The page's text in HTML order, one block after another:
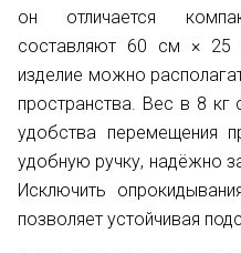
он отличается
составляют 60 см × 25
изделие можно
пространства. Вес в 8
удобства перемещения
удобную ручку, надёжно
Исключить
позволяет устойчивая